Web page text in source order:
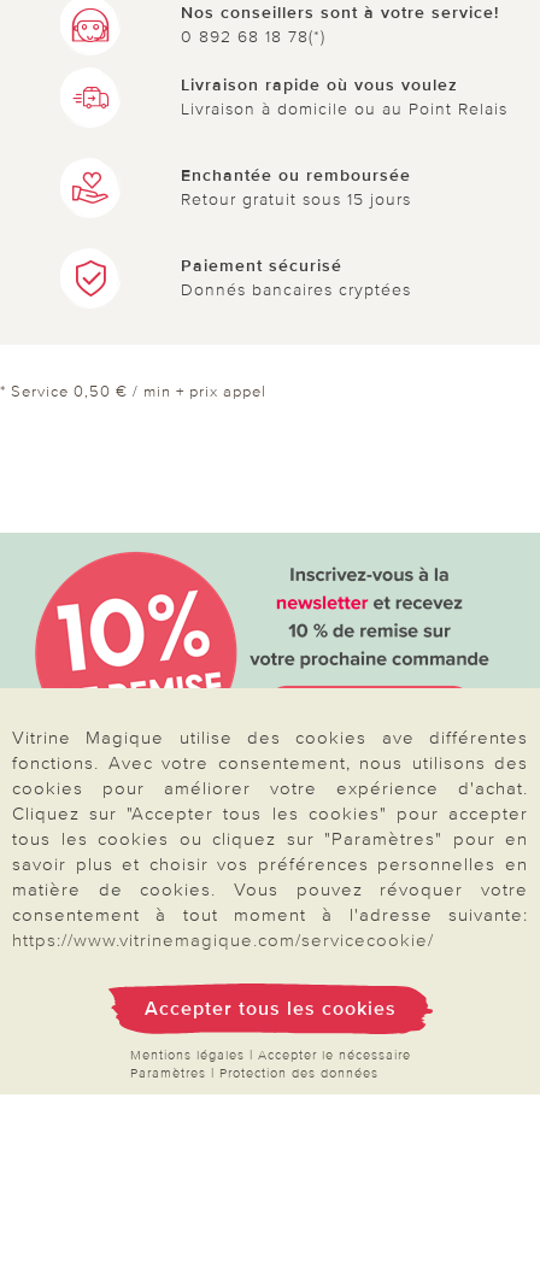
Nos conseillers sont à votre service!
0 892 68 18 78(*)
Livraison rapide où vous voulez
Livraison à domicile ou au Point Relais
Enchantée ou remboursée
Retour gratuit sous 15 jours
Paiement sécurisé
Donnés bancaires cryptées
* Service 0,50 € / min + prix appel
Votre commande
FAQ
Mon compte
Inscription Newsletter
Demande de catalogue
Données personnelles
Droit de rétractation
Vitrine Magique utilise des cookies ave différentes
fonctions. Avec votre consentement, nous utilisons des
cookies pour améliorer votre expérience d'achat.
Cliquez sur "Accepter tous les cookies" pour accepter
tous les cookies ou cliquez sur "Paramètres" pour en
savoir plus et choisir vos préférences personnelles en
matière de cookies. Vous pouvez révoquer votre
consentement à tout moment à l'adresse suivante:
https://www.vitrinemagique.com/servicecookie/
Accepter tous les cookies
Mentions légales | Accepter le nécessaire
Paramètres | Protection des données